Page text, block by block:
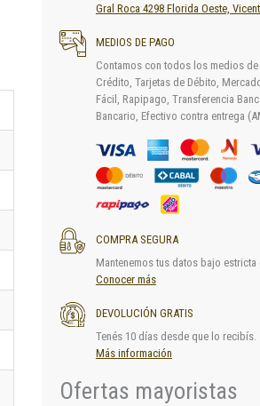
Gral Roca 4298 Florida Oeste,
MEDIOS DE PAGO
Contamos con todos los medios de
Crédito, Tarjetas de Débito,
Fácil, Rapipago, Transferencia
Bancario, Efectivo contra entrega
COMPRA SEGURA
Mantenemos tus datos bajo
Conocer más
DEVOLUCIÓN GRATIS
Tenés 10 días desde que lo recibís.
Más información
Ofertas mayoristas